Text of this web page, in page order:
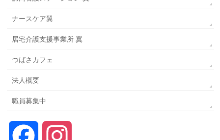
ナースケア翼
居宅介護支援事業所 翼
つばさカフェ
法人概要
職員募集中
Facebook